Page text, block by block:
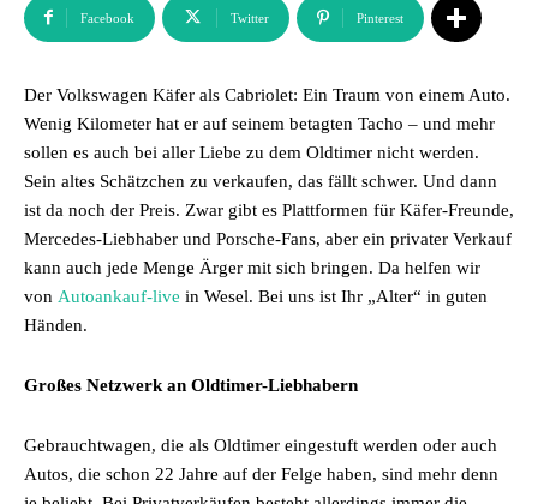
Facebook Twitter Pinterest
Der Volkswagen Käfer als Cabriolet: Ein Traum von einem Auto.
Wenig Kilometer hat er auf seinem betagten Tacho – und mehr
sollen es auch bei aller Liebe zu dem Oldtimer nicht werden.
Sein altes Schätzchen zu verkaufen, das fällt schwer. Und dann
ist da noch der Preis. Zwar gibt es Plattformen für Käfer-Freunde,
Mercedes-Liebhaber und Porsche-Fans, aber ein privater Verkauf
kann auch jede Menge Ärger mit sich bringen. Da helfen wir
von Autoankauf-live in Wesel. Bei uns ist Ihr „Alter“ in guten
Händen.
Großes Netzwerk an Oldtimer-Liebhabern
Gebrauchtwagen, die als Oldtimer eingestuft werden oder auch
Autos, die schon 22 Jahre auf der Felge haben, sind mehr denn